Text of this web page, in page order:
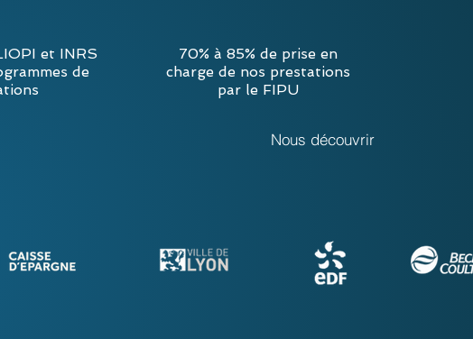
et INRS
de
70% à 85% de prise en
charge de nos prestations
par le FIPU
Nous découvrir